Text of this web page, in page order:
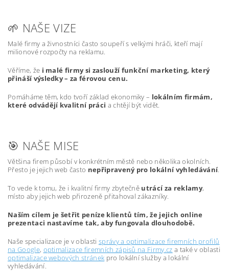
🌱 NAŠE VIZE
Malé firmy a živnostníci často soupeří s velkými hráči, kteří mají
milionové rozpočty na reklamu.
Věříme, že i malé firmy si zaslouží funkční marketing, který
přináší výsledky – za férovou cenu.
Pomáháme těm, kdo tvoří základ ekonomiky – lokálním firmám,
které odvádějí kvalitní práci a chtějí být vidět.
🎯 NAŠE MISE
Většina firem působí v konkrétním městě nebo několika okolních.
Přesto je jejich web často nepřipravený pro lokální vyhledávání.
To vede k tomu, že i kvalitní firmy zbytečně utrácí za reklamy,
místo aby jejich web přirozeně přitahoval zákazníky.
Naším cílem je šetřit peníze klientů tím, že jejich online
prezentaci nastavíme tak, aby fungovala dlouhodobě.
Naše specializace je v oblasti správy a optimalizace firemních profilů
na Google, optimalizace firemních zápisů na Firmy.cz a také v oblasti
optimalizace webových stránek pro lokální služby a lokální
vyhledávání.